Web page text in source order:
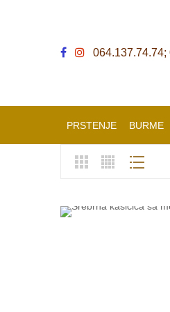
PRSTENJE BURME